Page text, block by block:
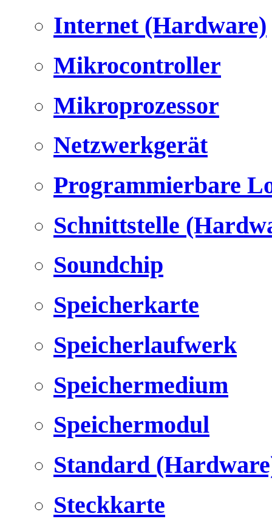
Internet (Hardware)
Mikrocontroller
Mikroprozessor
Netzwerkgerät
Programmierbare
Schnittstelle
Soundchip
Speicherkarte
Speicherlaufwerk
Speichermedium
Speichermodul
Standard
Steckkarte